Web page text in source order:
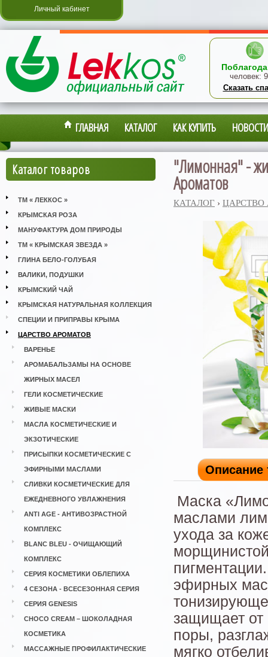
Личный кабинет
человек:
Сказать
ГЛАВНАЯ КАТАЛОГ КАК КУПИТЬ НОВОСТИ
Каталог товаров
ТМ « ЛЕККОС »
КРЫМСКАЯ РОЗА
МАНУФАКТУРА ДОМ ПРИРОДЫ
ТМ « КРЫМСКАЯ ЗВЕЗДА »
ГЛИНА БЕЛО-ГОЛУБАЯ
ВАЛИКИ, ПОДУШКИ
КРЫМСКИЙ ЧАЙ
КРЫМСКАЯ НАТУРАЛЬНАЯ КОЛЛЕКЦИЯ
СПЕЦИИ И ПРИПРАВЫ КРЫМА
ЦАРСТВО АРОМАТОВ
ВАРЕНЬЕ
АРОМАБАЛЬЗАМЫ НА ОСНОВЕ
ЖИРНЫХ МАСЕЛ
ГЕЛИ КОСМЕТИЧЕСКИЕ
ЖИВЫЕ МАСКИ
МАСЛА КОСМЕТИЧЕСКИЕ И
ЭКЗОТИЧЕСКИЕ
ПРИСЫПКИ КОСМЕТИЧЕСКИЕ С
ЭФИРНЫМИ МАСЛАМИ
СЛИВКИ КОСМЕТИЧЕСКИЕ ДЛЯ
ЕЖЕДНЕВНОГО УВЛАЖНЕНИЯ
ANTI AGE - АНТИВОЗРАСТНОЙ
КОМПЛЕКС
BLANC BLEU - ОЧИЩАЮЩИЙ
КОМПЛЕКС
СЕРИЯ КОСМЕТИКИ ОБЛЕПИХА
4 СЕЗОНА - ВСЕСЕЗОННАЯ СЕРИЯ
СЕРИЯ GENESIS
CHOCO CREAM – ШОКОЛАДНАЯ
КОСМЕТИКА
МАССАЖНЫЕ ПРОФИЛАКТИЧЕСКИЕ
"Лимонная" -
Ароматов
КАТАЛОГ › ЦАРСТВО
Описание
Маска
маслами
ухода за
эфирных
защищает от
поры,
мягко